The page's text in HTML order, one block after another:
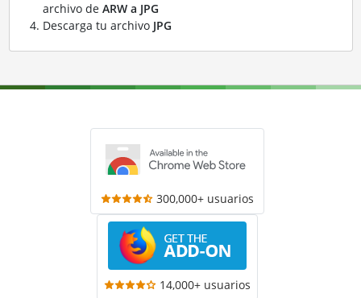
archivo de ARW a JPG
Descarga tu archivo JPG
300,000+ usuarios
14,000+ usuarios